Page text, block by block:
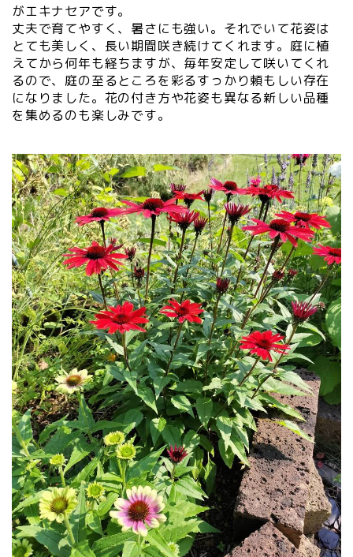
がエキナセアです。
丈夫で育てやすく、暑さにも強い。それでいて花姿は
とても美しく、長い期間咲き続けてくれます。庭に植
えてから何年も経ちますが、毎年安定して咲いてくれ
るので、庭の至るところを彩るすっかり頼もしい存在
になりました。花の付き方や花姿も異なる新しい品種
を集めるのも楽しみです。